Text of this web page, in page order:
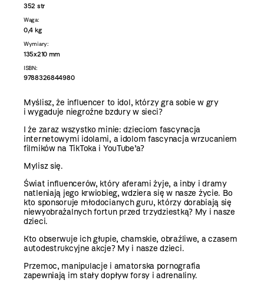
352 str
Waga:
0,4 kg
Wymiary:
135x210 mm
ISBN:
9788326844980
Myślisz, że influencer to idol, którzy gra sobie w gry
i wygaduje niegroźne bzdury w sieci?
I że zaraz wszystko minie: dzieciom fascynacja
internetowymi idolami, a idolom fascynacja wrzucaniem
filmików na TikToka i YouTube’a?
Mylisz się.
Świat influencerów, który aferami żyje, a inby i dramy
natleniają jego krwiobieg, wdziera się w nasze życie. Bo
kto sponsoruje młodocianych guru, którzy dorabiają się
niewyobrażalnych fortun przed trzydziestką? My i nasze
dzieci.
Kto obserwuje ich głupie, chamskie, obraźliwe, a czasem
autodestrukcyjne akcje? My i nasze dzieci.
Przemoc, manipulacje i amatorska pornografia
zapewniają im stały dopływ forsy i adrenaliny.